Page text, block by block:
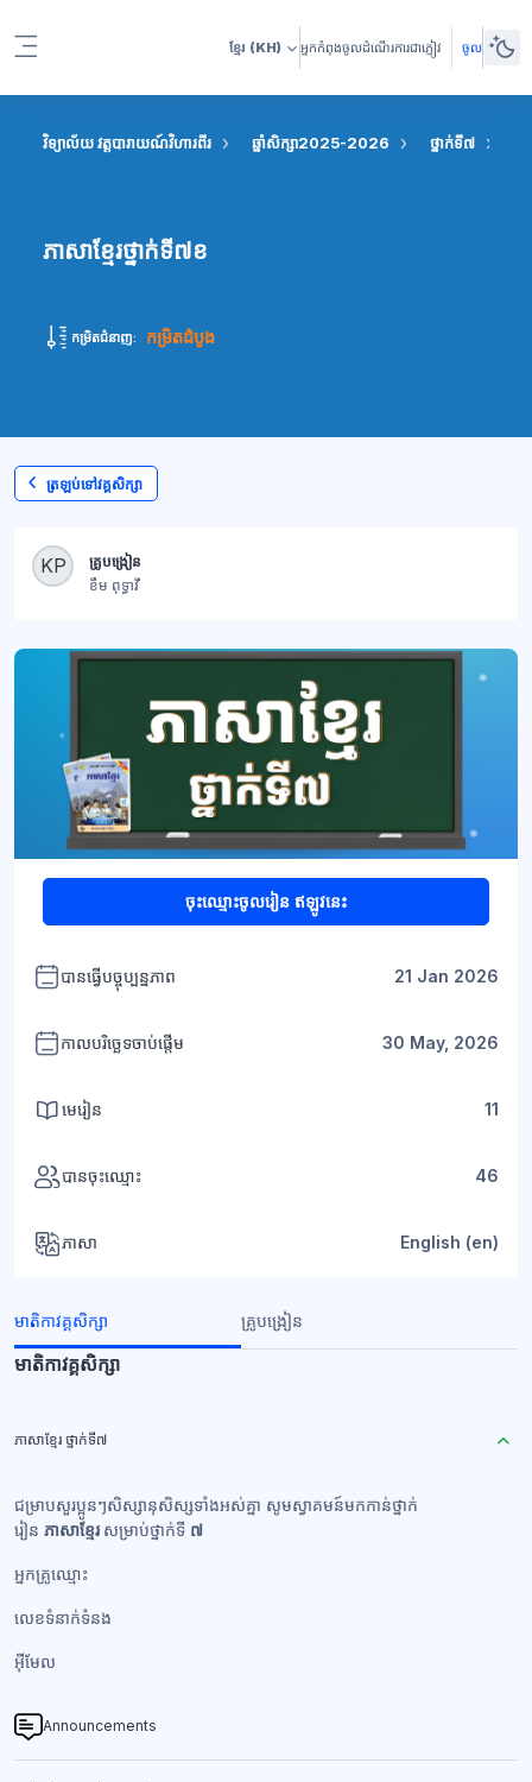
ខ្មែរ (KH) អ្នកកំពុងចូលដំណើរការជាភ្ញៀវ ចូល
វិទ្យាល័យ វត្តបារាយណ៍វិហារពីរ ឆ្នាំសិក្សា2025-2026 ថ្នាក់ទី៧
ភាសាខ្មែរថ្នាក់ទី៧ខ
កម្រិតជំនាញ: កម្រិតដំបូង
ត្រឡប់ទៅវគ្គសិក្សា
ប្លុក KP
គ្រូបង្រៀន
ខឹម ពុទ្ធាវី
ចុះឈ្មោះចូលរៀន ឥឡូវនេះ
បានធ្វើបច្ចុប្បន្នភាព 21 Jan 2026
កាលបរិច្ឆេទចាប់ផ្តើម 30 May, 2026
មេរៀន 11
បានចុះឈ្មោះ 46
ភាសា English ‎(en)‎
មាតិកាវគ្គសិក្សា គ្រូបង្រៀន
មាតិកាវគ្គសិក្សា
ភាសាខ្មែរ ថ្នាក់ទី៧
ជម្រាបសួរប្អូនៗសិស្សានុសិស្សទាំងអស់គ្នា សូមស្វាគមន៍មកកាន់ថ្នាក់
រៀន ភាសាខ្មែរ សម្រាប់ថ្នាក់ទី ៧
អ្នកគ្រូឈ្មោះ
លេខទំនាក់ទំនង​
អ៊ីមែល
Announcements